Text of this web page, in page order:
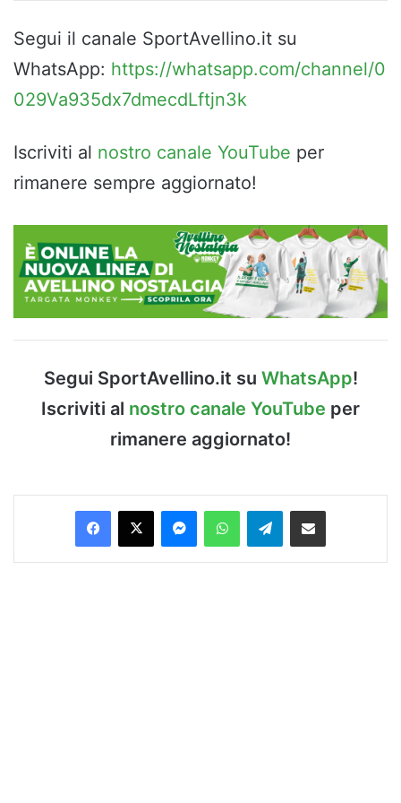
Segui il canale SportAvellino.it su
WhatsApp: https://whatsapp.com/channel/0
029Va935dx7dmecdLftjn3k
Iscriviti al nostro canale YouTube per
rimanere sempre aggiornato!
Segui SportAvellino.it su WhatsApp!
Iscriviti al nostro canale YouTube per
rimanere aggiornato!
Facebook
X MessengerWhatsAppTelegramCondividi via Email